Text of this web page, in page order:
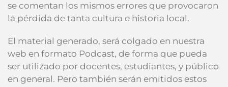
se comentan los mismos errores que provocaron
la pérdida de tanta cultura e historia local.
El material generado, será colgado en nuestra
web en formato Podcast, de forma que pueda
ser utilizado por docentes, estudiantes, y público
en general. Pero también serán emitidos estos